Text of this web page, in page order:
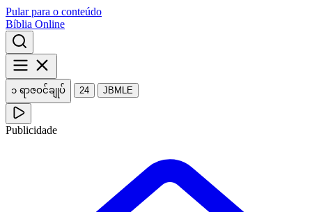
Pular para o conteúdo
Bíblia Online
၁ ရာဇဝင်ချုပ် 24 JBMLE
Publicidade